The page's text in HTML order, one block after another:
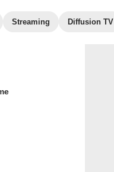
Streaming Diffusion TV